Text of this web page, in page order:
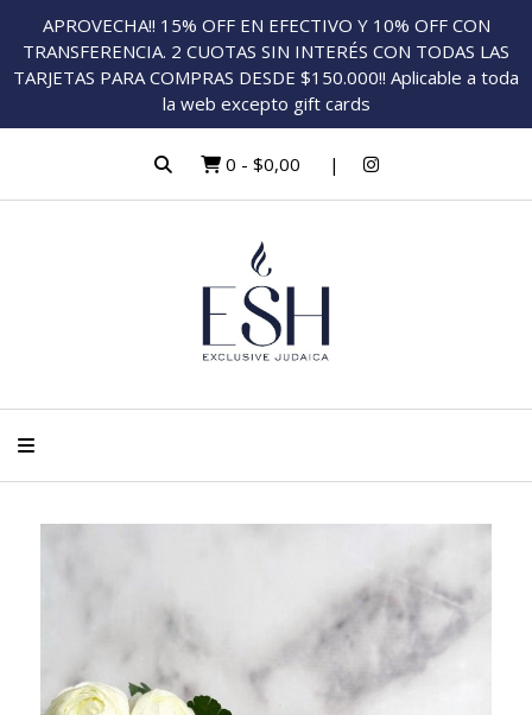
APROVECHA!! 15% OFF EN EFECTIVO Y 10% OFF CON
TRANSFERENCIA. 2 CUOTAS SIN INTERÉS CON TODAS LAS
TARJETAS PARA COMPRAS DESDE $150.000!! Aplicable a toda
la web excepto gift cards
0 - $0,00